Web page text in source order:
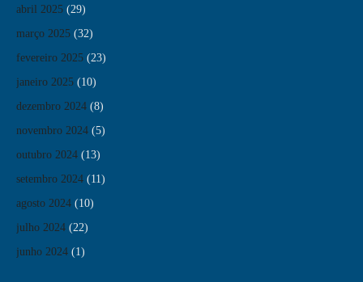
abril 2025 (29)
março 2025 (32)
fevereiro 2025 (23)
janeiro 2025 (10)
dezembro 2024 (8)
novembro 2024 (5)
outubro 2024 (13)
setembro 2024 (11)
agosto 2024 (10)
julho 2024 (22)
junho 2024 (1)